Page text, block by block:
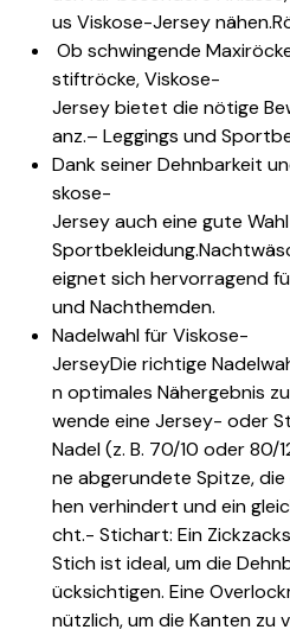
us Viskose-Jersey
Ob schwingende
stiftröcke, Viskose-
Jersey bietet die nötige
anz.– Leggings und
Dank seiner Dehnbarkeit
skose-
Jersey auch eine gute
Sportbekleidung.
eignet sich hervorragend
und Nachthemden.
Nadelwahl für Viskose-
JerseyDie richtige
n optimales Nähergebnis
wende eine Jersey- oder
Nadel (z. B. 70/10 oder 80/
ne abgerundete Spitze,
hen verhindert und ein
cht.- Stichart: Ein
Stich ist ideal, um die
ücksichtigen. Eine
nützlich, um die Kanten zu